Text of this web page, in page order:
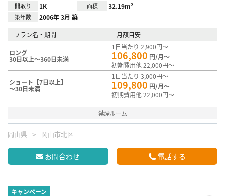
間取り 1K 面積 32.19m²
築年数 2006年 3月 築
プラン名・期間 月額目安
ロング
30日以上～360日未満
1日当たり 2,900円～
106,800 円/月～
初期費用他 22,000円～
ショート【7日以上】
～30日未満
1日当たり 3,000円～
109,800 円/月～
初期費用他 22,000円～
禁煙ルーム
岡山県 岡山市北区
お問合わせ 電話する
キャンペーン